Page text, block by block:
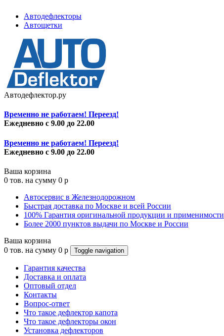
Автодефлекторы
Автощетки
Автодефлектор.ру
Временно не работаем! Переезд!
Ежедневно с 9.00 до 22.00
Временно не работаем! Переезд!
Ежедневно с 9.00 до 22.00
Ваша корзина
0 тов. на сумму 0 p
Автосервис в Железнодорожном
Быстрая доставка по Москве и всей России
100% Гарантия оригинальной продукции и применимости
Более 2000 пунктов выдачи по Москве и России
Ваша корзина
0 тов. на сумму 0 p Toggle navigation
Гарантия качества
Доставка и оплата
Оптовый отдел
Контакты
Вопрос-ответ
Что такое дефлектор капота
Что такое дефлекторы окон
Установка дефлекторов